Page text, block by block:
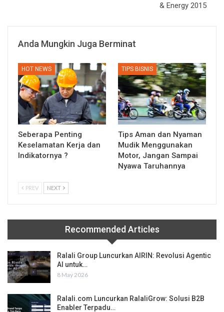
& Energy 2015
Anda Mungkin Juga Berminat
HOT NEWS
Seberapa Penting
Keselamatan Kerja dan
Indikatornya ?
TIPS BISNIS
Tips Aman dan Nyaman
Mudik Menggunakan
Motor, Jangan Sampai
Nyawa Taruhannya
PREV NEXT
Recommended Articles
Ralali Group Luncurkan AIRIN: Revolusi Agentic
AI untuk…
8 May 2026
Ralali.com Luncurkan RalaliGrow: Solusi B2B
Enabler Terpadu…